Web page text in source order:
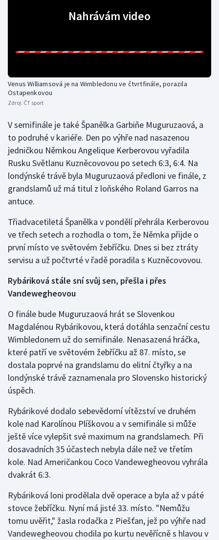
Nahrávám video
Venus Williamsová je na Wimbledonu ve čtvrtfinále, porazila
Ostapenkovou
Zdroj: ČT sport
V semifinále je také Španělka Garbiňe Muguruzaová, a
to podruhé v kariéře. Den po výhře nad nasazenou
jedničkou Němkou Angelique Kerberovou vyřadila
Rusku Světlanu Kuzněcovovou po setech 6:3, 6:4. Na
londýnské trávě byla Muguruzaová předloni ve finále, z
grandslamů už má titul z loňského Roland Garros na
antuce.
Třiadvacetiletá Španělka v pondělí přehrála Kerberovou
ve třech setech a rozhodla o tom, že Němka přijde o
první místo ve světovém žebříčku. Dnes si bez ztráty
servisu a už počtvrté v řadě poradila s Kuzněcovovou.
Rybáriková stále sní svůj sen, přešla i přes
Vandewegheovou
O finále bude Muguruzaová hrát se Slovenkou
Magdalénou Rybárikovou, která dotáhla senzační cestu
Wimbledonem už do semifinále. Nenasazená hráčka,
které patří ve světovém žebříčku až 87. místo, se
dostala poprvé na grandslamu do elitní čtyřky a na
londýnské trávě zaznamenala pro Slovensko historický
úspěch.
Rybárikové dodalo sebevědomí vítězství ve druhém
kole nad Karolínou Plíškovou a v semifinále si může
ještě více vylepšit své maximum na grandslamech. Při
dosavadních 35 účastech nebyla dále než ve třetím
kole. Nad Američankou Coco Vandewegheovou vyhrála
dvakrát 6:3.
Rybáriková loni prodělala dvě operace a byla až v páté
stovce žebříčku. Nyní má jisté 33. místo. "Nemůžu
tomu uvěřit," žasla rodačka z Piešťan, jež po výhře nad
Vandewegheovou chodila po kurtu nevěřícně s hlavou v